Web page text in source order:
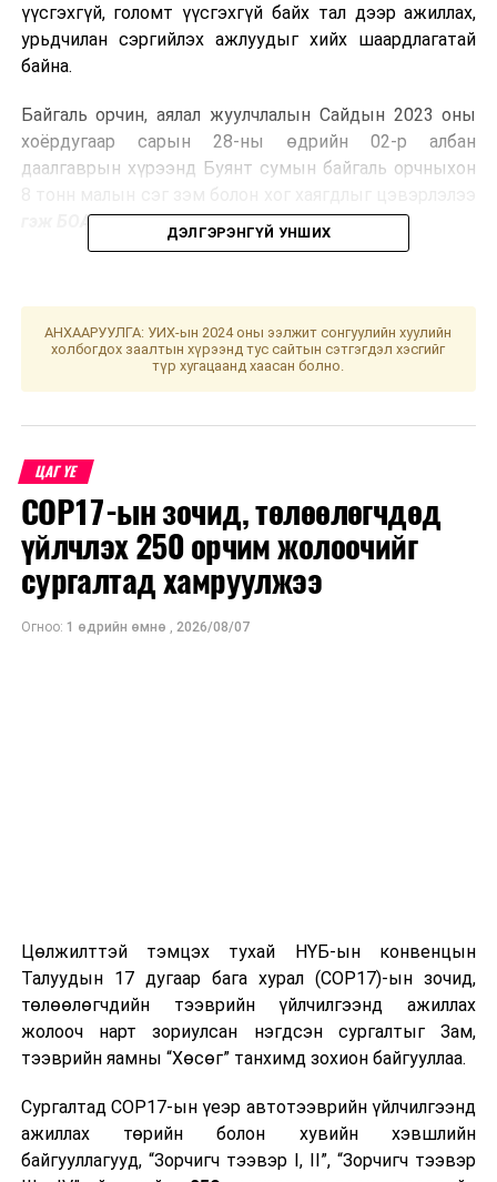
үүсгэхгүй, голомт үүсгэхгүй байх тал дээр ажиллах,
урьдчилан сэргийлэх ажлуудыг хийх шаардлагатай
байна.
Байгаль орчин, аялал жуулчлалын Сайдын 2023 оны
хоёрдугаар сарын 28-ны өдрийн 02-р албан
даалгаврын хүрээнд Буянт сумын байгаль орчныхон
гэж БОАЖЯ-наас мэдээллээ.
ӨМНӨХ МЭДЭЭ
Даац хэтрүүлэн тээвэр хийсэн жолооч, ачаа илгээгч
нарт тооцох хариуцлагыг нэмэгдүүлнэ
ДЭЛГЭРЭНГҮЙ УНШИХ
АНХААРУУЛГА: УИХ-ын 2024 оны ээлжит сонгуулийн хуулийн
холбогдох заалтын хүрээнд тус сайтын сэтгэгдэл хэсгийг
түр хугацаанд хаасан болно.
ЦАГ ҮЕ
COP17-ын зочид, төлөөлөгчдөд
үйлчлэх 250 орчим жолоочийг
сургалтад хамруулжээ
Огноо: 1 өдрийн өмнө , 2026/08/07
Цөлжилттэй тэмцэх тухай НҮБ-ын конвенцын
Талуудын 17 дугаар бага хурал (COP17)-ын зочид,
төлөөлөгчдийн тээврийн үйлчилгээнд ажиллах
жолооч нарт зориулсан нэгдсэн сургалтыг Зам,
тээврийн яамны “Хөсөг” танхимд зохион байгууллаа.
Сургалтад COP17-ын үеэр автотээврийн үйлчилгээнд
ажиллах төрийн болон хувийн хэвшлийн
байгууллагууд, “Зорчигч тээвэр I, II”, “Зорчигч тээвэр